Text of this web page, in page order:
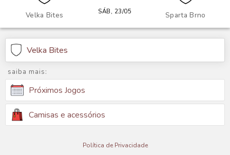
Velka Bites Sparta Brno
SÁB, 23/05
Velka Bites
saiba mais:
Próximos Jogos
Camisas e acessórios
Política de Privacidade